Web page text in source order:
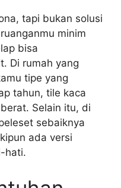
tapi bukan solusi
minim
bisa
Di rumah yang
tipe yang
tahun, tile kaca
Selain itu, di
sebaiknya
ada versi
hati.